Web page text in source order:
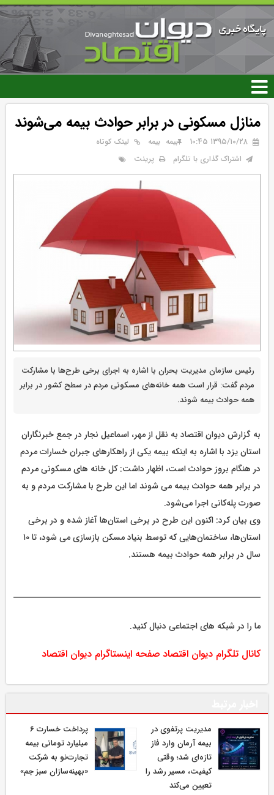
رفتن
محتوای
اصلی
منازل مسکونی در برابر حوادث بیمه می‌شوند
۱۳۹۵/۱۰/۲۸ 10:45 بيمه بیمه
لینک کوتاه
اشتراک گذاری با تلگرام
پرینت
رئیس سازمان مدیریت بحران با اشاره به اجرای برخی طرح‌ها با مشارکت
مردم گفت: قرار است همه خانه‌های مسکونی مردم در سطح کشور در برابر
همه حوادث بیمه شوند.
به گزارش دیوان اقتصاد به نقل از مهر، اسماعیل نجار در جمع خبرنگاران
استان یزد با اشاره به اینکه بیمه یکی از راهکارهای جبران خسارات مردم
در هنگام بروز حوادث است، اظهار داشت: کل خانه های مسکونی مردم
در برابر همه حوادث بیمه می شوند اما این طرح با مشارکت مردم و به
صورت پله‌کانی اجرا می‌شود.
وی بیان کرد: اکنون این طرح در برخی استان‌ها آغاز شده و در برخی
استان‌ها، ساختمان‌هایی که توسط بنیاد مسکن بازسازی می شود، تا ۱۰
سال در برابر همه حوادث بیمه هستند.
ما را در شبکه های اجتماعی دنبال کنید.
کانال تلگرام دیوان اقتصاد صفحه اینستاگرام دیوان اقتصاد
مدیریت پرتفوی در
بیمه آرمان وارد فاز
تازه‌ای شد؛ وقتی
کیفیت، مسیر رشد را
تعیین می‌کند
پرداخت خسارت ۶
میلیارد تومانی بیمه
تجارت‌نو به شرکت
«بهینه‌سازان سبز جم»